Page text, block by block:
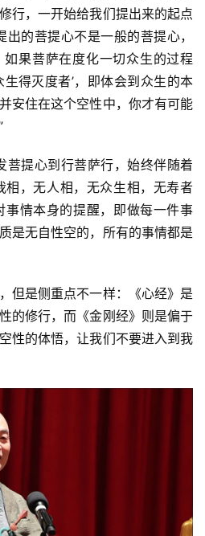
行，一开始给我们提出来的起点
的菩提心不是一般的菩提心，
果菩萨在度化一切众生的过程
得灭度者’，即体会到众生的本
安住在这个空性中，你才有可能
菩提心到行菩萨行，始终伴随着
相，无人相，无众生相，无寿者
事情本身的提醒，即做每一件事
是无自性空的，所有的事情都是
但是侧重点不一样：《心经》是
的修行，而《金刚经》则是偏于
性的体悟，让我们不要进入到我